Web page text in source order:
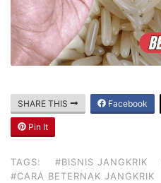
SHARE THIS Facebook
Pin It
TAGS: #BISNIS JANGKRIK
#CARA BETERNAK JANGKRIK